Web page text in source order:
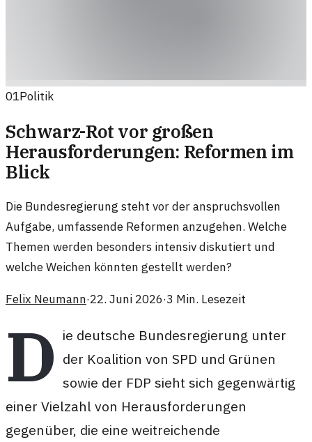
01Politik
Schwarz-Rot vor großen
Herausforderungen: Reformen im
Blick
Die Bundesregierung steht vor der anspruchsvollen
Aufgabe, umfassende Reformen anzugehen. Welche
Themen werden besonders intensiv diskutiert und
welche Weichen könnten gestellt werden?
Felix Neumann·22. Juni 2026·3 Min. Lesezeit
D ie deutsche Bundesregierung unter
der Koalition von SPD und Grünen
sowie der FDP sieht sich gegenwärtig
einer Vielzahl von Herausforderungen
gegenüber, die eine weitreichende